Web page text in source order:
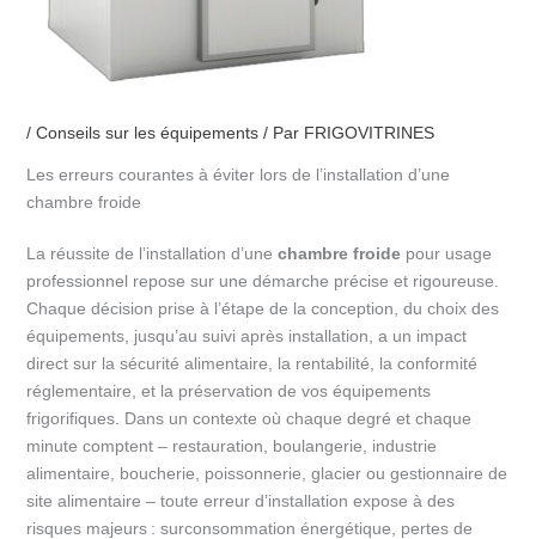
/ Conseils sur les équipements/ Par FRIGOVITRINES
Les erreurs courantes à éviter lors de l’installation d’une
chambre froide
La réussite de l’installation d’une chambre froidepour usage
professionnel repose sur une démarche précise et rigoureuse.
Chaque décision prise à l’étape de la conception, du choix des
équipements, jusqu’au suivi après installation, a un impact
direct sur la sécurité alimentaire, la rentabilité, la conformité
réglementaire, et la préservation de vos équipements
frigorifiques. Dans un contexte où chaque degré et chaque
minute comptent – restauration, boulangerie, industrie
alimentaire, boucherie, poissonnerie, glacier ou gestionnaire de
site alimentaire – toute erreur d’installation expose à des
risques majeurs : surconsommation énergétique, pertes de